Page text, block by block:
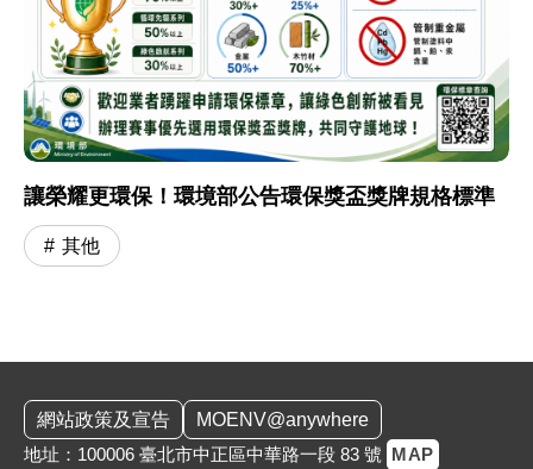
讓榮耀更環保！環境部公告環保獎盃獎牌規格標準
其他
網站政策及宣告
MOENV@anywhere
地址：100006 臺北市中正區中華路一段 83 號 MAP